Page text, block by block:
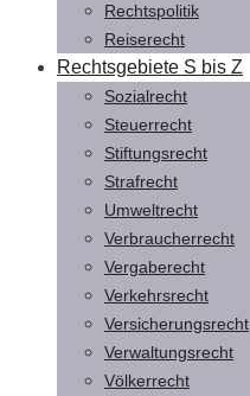
Rechtspolitik
Reiserecht
Rechtsgebiete S bis Z
Sozialrecht
Steuerrecht
Stiftungsrecht
Strafrecht
Umweltrecht
Verbraucherrecht
Vergaberecht
Verkehrsrecht
Versicherungsrecht
Verwaltungsrecht
Völkerrecht